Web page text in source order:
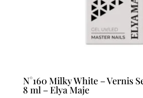
N°160 Milky White – Vernis
8 ml – Elya Maje